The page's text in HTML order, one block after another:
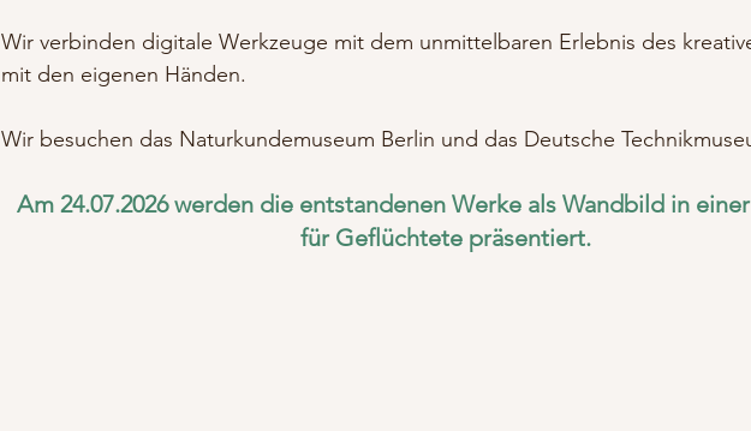
Wir verbinden digitale Werkzeuge mit dem unmittelbaren Erlebnis des
mit den eigenen Händen.
Wir besuchen das Naturkundemuseum Berlin und das Deutsche
Am 24.07.2026 werden die entstandenen Werke als Wandbild in
für Geflüchtete präsentiert.